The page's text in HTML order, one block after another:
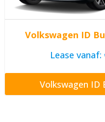
Volkswagen ID
Lease vanaf:
Volkswagen ID